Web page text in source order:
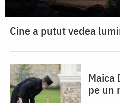
Cine a putut vedea
Maica
pe un